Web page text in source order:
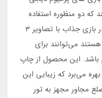
که دو منظوره استفاده
می‌شوند و در عین این که یک چادر بازی جذاب با تصاویر 3
می‌توانند برای
باشد. این محصول از چاپ
می‌برد که زیبایی این
مجاور مجهز به تور